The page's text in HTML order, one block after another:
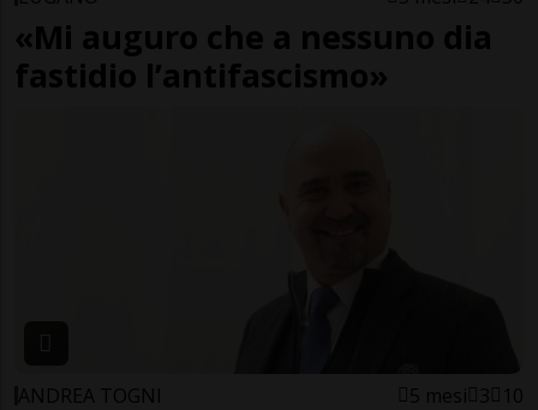
«Mi auguro che a nessuno dia
fastidio l’antifascismo»
ANDREA TOGNI 5 mesi 3 10